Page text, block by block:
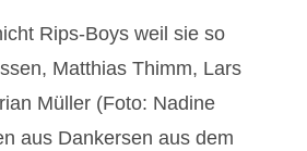
Rips-Boys weil sie so
Matthias Thimm, Lars
Müller (Foto: Nadine
aus Dankersen aus dem